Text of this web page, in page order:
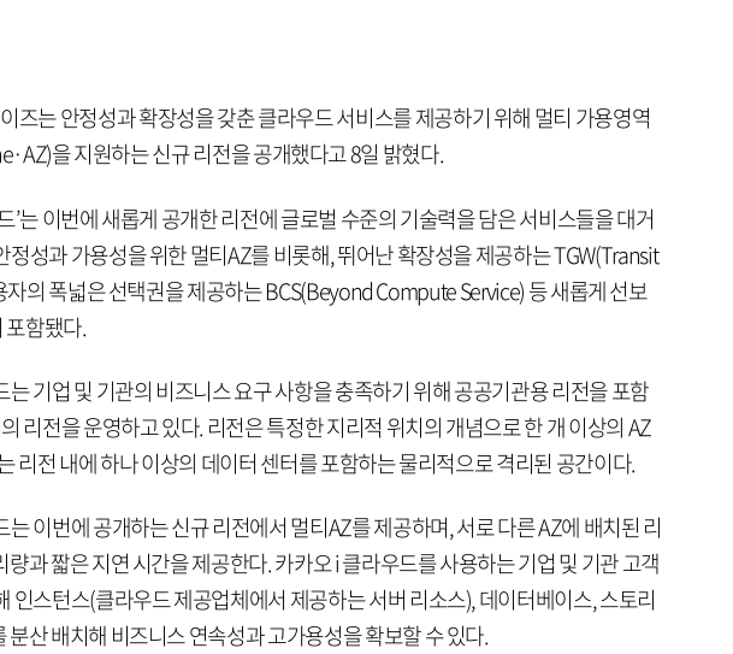
즈는 안정성과 확장성을 갖춘 클라우드 서비스를 제공하기 위해 멀티 가용영역
을 지원하는 신규 리전을 공개했다고 8일 밝혔다.
’는 이번에 새롭게 공개한 리전에 글로벌 수준의 기술력을 담은 서비스들을 대거
정성과 가용성을 위한 멀티AZ를 비롯해, 뛰어난 확장성을 제공하는 TGW(Transit
의 폭넓은 선택권을 제공하는 BCS(Beyond Compute Service) 등 새롭게 선보
포함됐다.
는 기업 및 기관의 비즈니스 요구 사항을 충족하기 위해 공공기관용 리전을 포함
리전을 운영하고 있다. 리전은 특정한 지리적 위치의 개념으로 한 개 이상의 AZ
리전 내에 하나 이상의 데이터 센터를 포함하는 물리적으로 격리된 공간이다.
는 이번에 공개하는 신규 리전에서 멀티AZ를 제공하며, 서로 다른 AZ에 배치된 리
량과 짧은 지연 시간을 제공한다. 카카오 i 클라우드를 사용하는 기업 및 기관 고객
인스턴스(클라우드 제공업체에서 제공하는 서버 리소스), 데이터베이스, 스토리
분산 배치해 비즈니스 연속성과 고가용성을 확보할 수 있다.